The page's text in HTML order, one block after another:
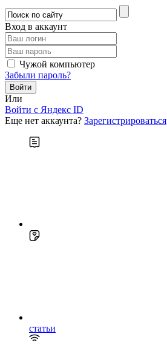
Вход в аккаунт
Чужой компьютер
Забыли пароль?
Или
Войти c Яндекс ID
Еще нет аккаунта? Зарегистрироваться
статьи